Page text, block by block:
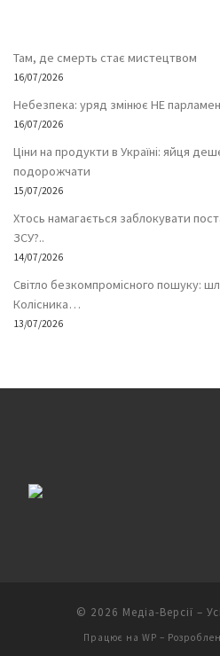
Там, де смерть стає мистецтвом
16/07/2026
Небезпека: уряд змінює НЕ
16/07/2026
Ціни на продукти в Україні: яйця
подорожчати
15/07/2026
Хтось намагається заблокувати
ЗСУ?..
14/07/2026
Світло безкомпромісного пошуку:
Колісника…
13/07/2026
© 2026 Медіа-Версії –
Працює на WP –